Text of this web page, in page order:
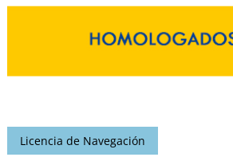
Licencia de Navegación